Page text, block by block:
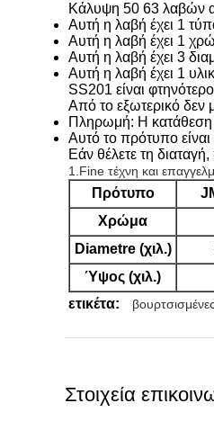
Κάλυψη 50 63 λαβών
Αυτή η λαβή έχει 1
Αυτή η λαβή έχει 1
Αυτή η λαβή έχει 3
Αυτή η λαβή έχει 1
SS201 είναι
Από το εξωτερικό δεν
Πληρωμή: Η κατάθεση
Αυτό το πρότυπο
Εάν θέλετε τη
1.Fine τέχνη και
Πρότυπο
Χρώμα
Diametre (χιλ.)
Ύψος (χιλ.)
ετικέτα:
Στοιχεία